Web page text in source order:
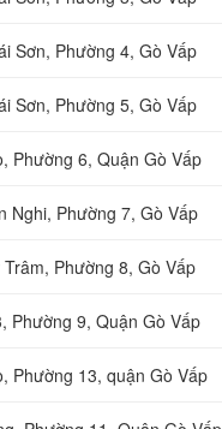
Sơn, Phường 4, Gò Vấp
Sơn, Phường 5, Gò Vấp
Phường 6, Quận Gò Vấp
Nghi, Phường 7, Gò Vấp
Phường 8, Gò Vấp
Phường 9, Quận Gò Vấp
Phường 13, quận Gò Vấp